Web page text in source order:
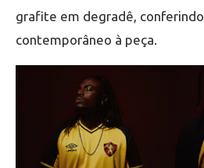
grafite em degradê,
contemporâneo à peça.